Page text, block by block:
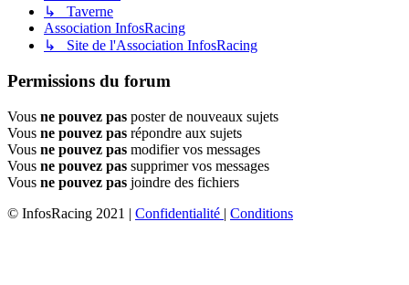
↳ Taverne
Association InfosRacing
↳ Site de l'Association InfosRacing
Permissions du forum
Vous ne pouvez pas poster de nouveaux sujets
Vous ne pouvez pas répondre aux sujets
Vous ne pouvez pas modifier vos messages
Vous ne pouvez pas supprimer vos messages
Vous ne pouvez pas joindre des fichiers
© InfosRacing 2021 | Confidentialité | Conditions